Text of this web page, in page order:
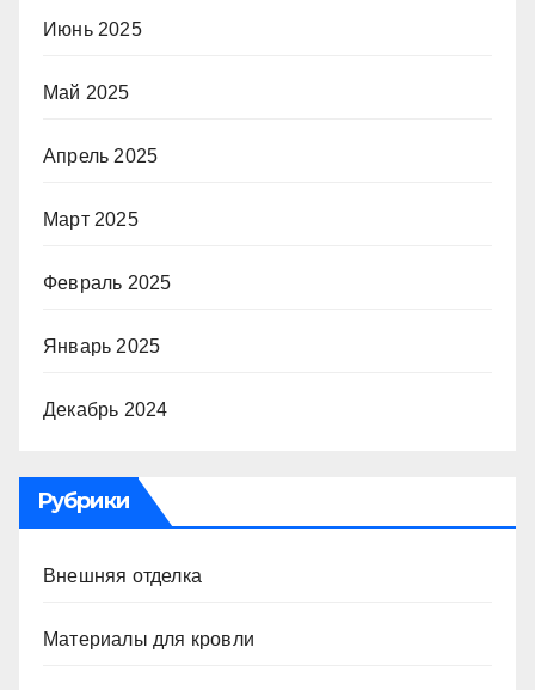
Июнь 2025
Май 2025
Апрель 2025
Март 2025
Февраль 2025
Январь 2025
Декабрь 2024
Рубрики
Внешняя отделка
Материалы для кровли